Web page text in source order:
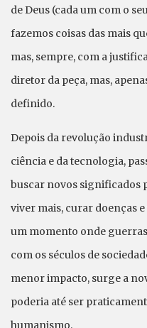
de Deus (cada um com o
fazemos coisas das mais
mas, sempre, com a
diretor da peça, mas,
definido.
Depois da revolução
ciência e da tecnologia,
buscar novos significados
viver mais, curar doenças
um momento onde
com os séculos de
menor impacto, surge a
poderia até ser
humanismo.